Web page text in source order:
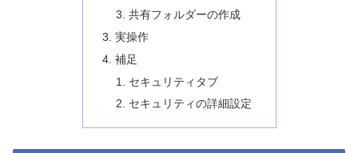
共有フォルダーの作成
実操作
補足
セキュリティタブ
セキュリティの詳細設定